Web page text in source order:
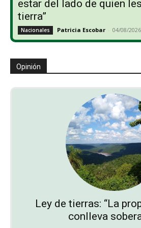
estar del lado de quien
tierra”
Nacionales Patricia Escobar - 04/08/2026
Opinión
Ley de tierras: “La
conlleva